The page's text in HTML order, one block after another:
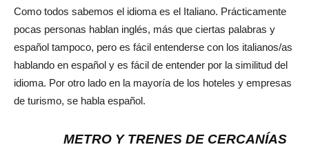
Como todos sabemos el idioma es el Italiano. Prácticamente
pocas personas hablan inglés, más que ciertas palabras y
español tampoco, pero es fácil entenderse con los italianos/as
hablando en español y es fácil de entender por la similitud del
idioma. Por otro lado en la mayoría de los hoteles y empresas
de turismo, se habla español.
METRO Y TRENES DE CERCANÍAS